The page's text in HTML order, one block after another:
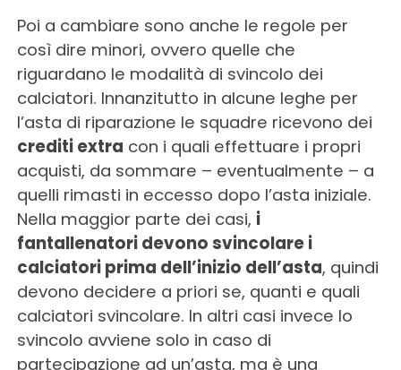
Poi a cambiare sono anche le regole per
così dire minori, ovvero quelle che
riguardano le modalità di svincolo dei
calciatori. Innanzitutto in alcune leghe per
l’asta di riparazione le squadre ricevono dei
crediti extra con i quali effettuare i propri
acquisti, da sommare – eventualmente – a
quelli rimasti in eccesso dopo l’asta iniziale.
Nella maggior parte dei casi, i
fantallenatori devono svincolare i
calciatori prima dell’inizio dell’asta, quindi
devono decidere a priori se, quanti e quali
calciatori svincolare. In altri casi invece lo
svincolo avviene solo in caso di
partecipazione ad un’asta, ma è una